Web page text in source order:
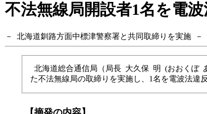
不法無線局開設者1名を電
－ 北海道釧路方面中標津警察署と共同取締りを実施 －
北海道総合通信局（局長 大久保 明 (おおくぼ
た不法無線局の取締りを実施し、1名を電波法違